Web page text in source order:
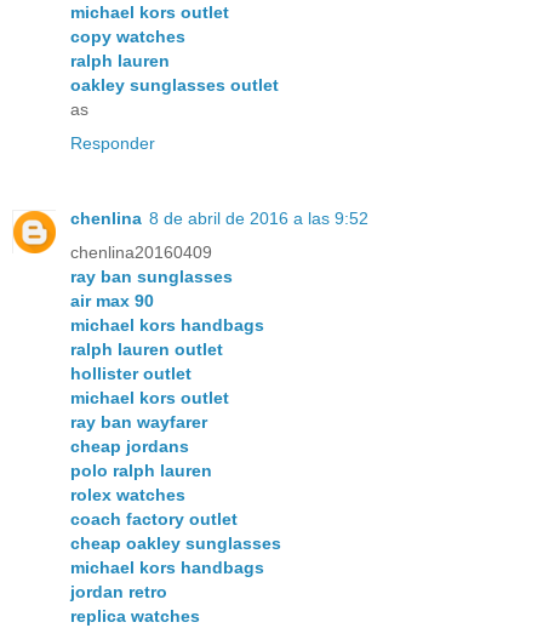
michael kors outlet
copy watches
ralph lauren
oakley sunglasses outlet
as
Responder
chenlina 8 de abril de 2016 a las 9:52
chenlina20160409
ray ban sunglasses
air max 90
michael kors handbags
ralph lauren outlet
hollister outlet
michael kors outlet
ray ban wayfarer
cheap jordans
polo ralph lauren
rolex watches
coach factory outlet
cheap oakley sunglasses
michael kors handbags
jordan retro
replica watches